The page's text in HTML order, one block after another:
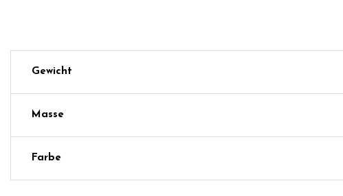
Gewicht
Masse
Farbe